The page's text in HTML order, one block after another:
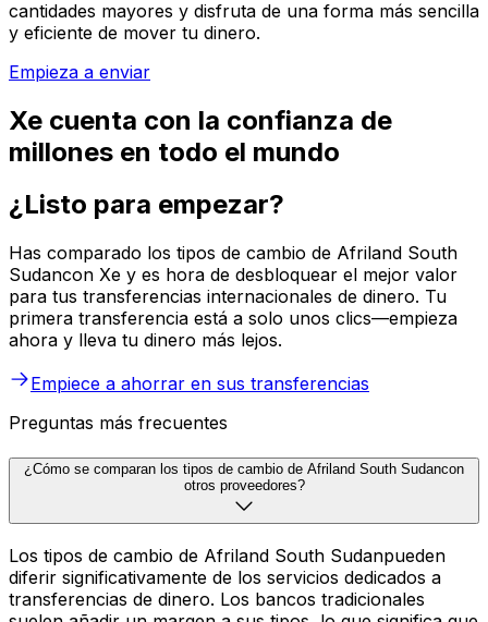
cantidades mayores y disfruta de una forma más sencilla
y eficiente de mover tu dinero.
Empieza a enviar
Xe cuenta con la confianza de
millones en todo el mundo
¿Listo para empezar?
Has comparado los tipos de cambio de Afriland South
Sudancon Xe y es hora de desbloquear el mejor valor
para tus transferencias internacionales de dinero. Tu
primera transferencia está a solo unos clics—empieza
ahora y lleva tu dinero más lejos.
Empiece a ahorrar en sus transferencias
Preguntas más frecuentes
¿Cómo se comparan los tipos de cambio de Afriland South Sudancon
otros proveedores?
Los tipos de cambio de Afriland South Sudanpueden
diferir significativamente de los servicios dedicados a
transferencias de dinero. Los bancos tradicionales